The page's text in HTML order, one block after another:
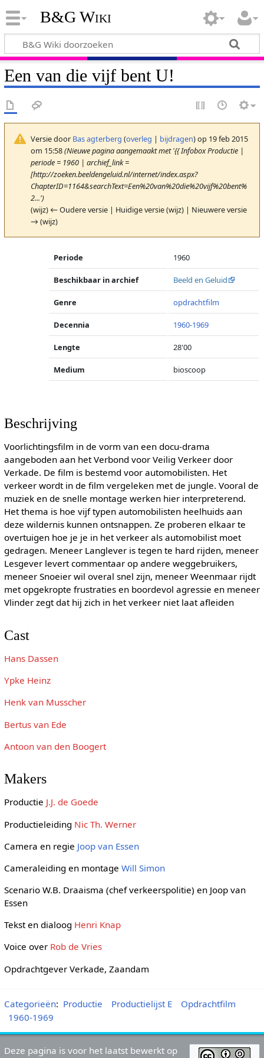
B&G Wiki
Een van die vijf bent U!
Versie door Bas agterberg (overleg | bijdragen)op 19 feb 2015
om 15:58(Nieuwe pagina aangemaakt met '{{ Infobox Productie |
periode = 1960 | archief_link =
[http://zoeken.beeldengeluid.nl/internet/index.aspx?
ChapterID=1164&searchText=Een%20van%20die%20vijf%20bent%
2...')
(wijz) ← Oudere versie | Huidige versie (wijz) | Nieuwere versie
→ (wijz)
Periode 1960
Beschikbaar in archief Beeld en Geluid
Genre opdrachtfilm
Decennia 1960-1969
Lengte 28'00
Medium bioscoop
Beschrijving
Voorlichtingsfilm in de vorm van een docu-drama
aangeboden aan het Verbond voor Veilig Verkeer door
Verkade. De film is bestemd voor automobilisten. Het
verkeer wordt in de film vergeleken met de jungle. Vooral de
muziek en de snelle montage werken hier interpreterend.
Het thema is hoe vijf typen automobilisten heelhuids aan
deze wildernis kunnen ontsnappen. Ze proberen elkaar te
overtuigen hoe je je in het verkeer als automobilist moet
gedragen. Meneer Langlever is tegen te hard rijden, meneer
Lesgever levert commentaar op andere weggebruikers,
meneer Snoeier wil overal snel zijn, meneer Weenmaar rijdt
met opgekropte frustraties en boordevol agressie en meneer
Vlinder zegt dat hij zich in het verkeer niet laat afleiden
Cast
Hans Dassen
Ypke Heinz
Henk van Musscher
Bertus van Ede
Antoon van den Boogert
Makers
Productie J.J. de Goede
Productieleiding Nic Th. Werner
Camera en regie Joop van Essen
Cameraleiding en montage Will Simon
Scenario W.B. Draaisma (chef verkeerspolitie) en Joop van
Essen
Tekst en dialoog Henri Knap
Voice over Rob de Vries
Opdrachtgever Verkade, Zaandam
Categorieën: Productie Productielijst E
Opdrachtfilm
1960-1969
Deze pagina is voor het laatst bewerkt op